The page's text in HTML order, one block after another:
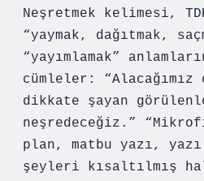
Neşretmek kelimesi,
“yaymak, dağıtmak,
“yayımlamak”
cümleler:
dikkate şayan
neşredeceğiz.”
plan, matbu yazı,
şeyleri kısaltılmış